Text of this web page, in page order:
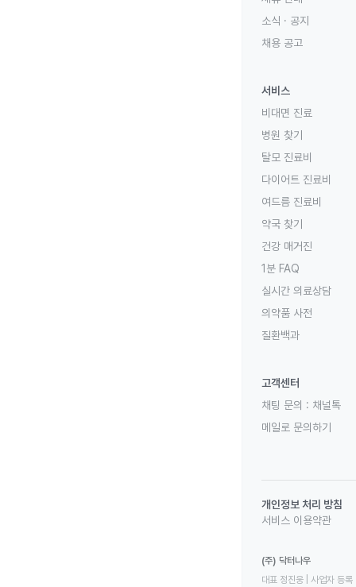
소식 · 공지
채용 공고
서비스
비대면 진료
병원 찾기
탈모 진료비
다이어트 진료비
여드름 진료비
약국 찾기
건강 매거진
1분 FAQ
실시간 의료상담
의약품 사전
질환백과
고객센터
채팅 문의 : 채널톡
메일로 문의하기
개인정보 처리 방침
서비스 이용약관
(주) 닥터나우
대표 정진웅 | 사업자